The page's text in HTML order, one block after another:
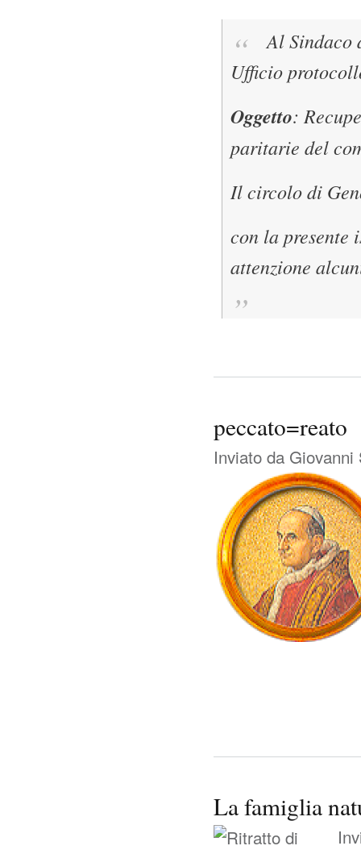
Al Sindaco
Ufficio
Oggetto:
paritarie del
Il circolo di
con la presente
attenzione
peccato=reato
Inviato da Giovanni
La famiglia